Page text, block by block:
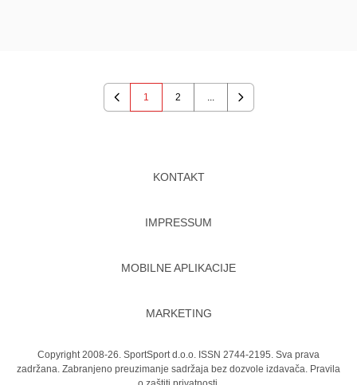
Previous
1 2 ...
Next
KONTAKT
IMPRESSUM
MOBILNE APLIKACIJE
MARKETING
Copyright 2008-26. SportSport d.o.o. ISSN 2744-2195. Sva prava
zadržana. Zabranjeno preuzimanje sadržaja bez dozvole izdavača. Pravila